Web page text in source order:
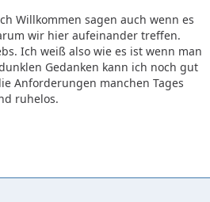
Willkommen sagen auch wenn es
wir hier aufeinander treffen.
Ich weiß also wie es ist wenn man
Gedanken kann ich noch gut
Anforderungen manchen Tages
ruhelos.